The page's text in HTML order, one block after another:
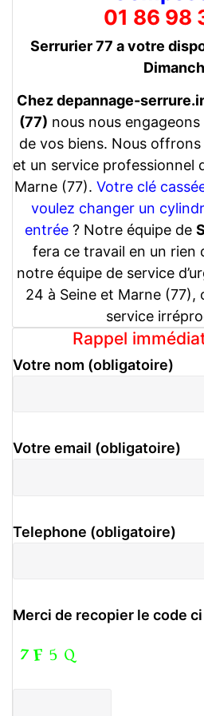
01 86 98
Serrurier 77 a votre
Chez depannage-
(77) nous nous
de vos biens. Nous
et un service professionnel
Marne (77). Votre clé
voulez changer un
entrée ? Notre équipe de
fera ce travail en un rien
notre équipe de service
24 à Seine et Marne (77),
service
Rappel
Votre nom (obligatoire)
Votre email (obligatoire)
Telephone (obligatoire)
Merci de recopier le code